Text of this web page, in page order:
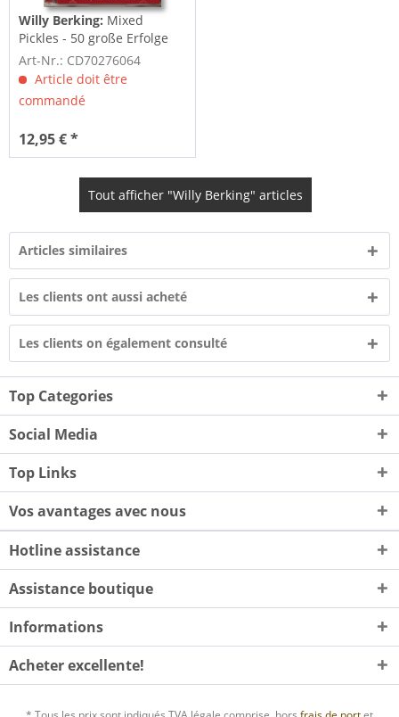
Willy Berking: Mixed
Pickles - 50 große Erfolge
(2-CD)
Art-Nr.: CD70276064
Article doit être
commandé
12,95 € *
Tout afficher "Willy Berking" articles
Articles similaires
Les clients ont aussi acheté
Les clients on également consulté
Top Categories
Social Media
Top Links
Vos avantages avec nous
Hotline assistance
Assistance boutique
Informations
Acheter excellente!